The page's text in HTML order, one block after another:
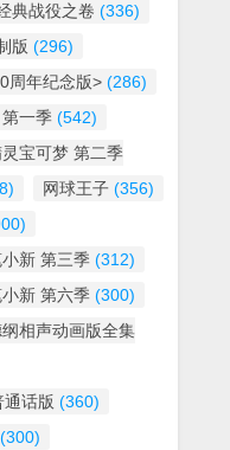
典战役之卷 (336)
版 (296)
周年纪念版> (286)
一季 (542)
宝可梦 第二季
网球王子 (356)
新 第三季 (312)
新 第六季 (300)
相声动画版全集
通话版 (360)
(300)